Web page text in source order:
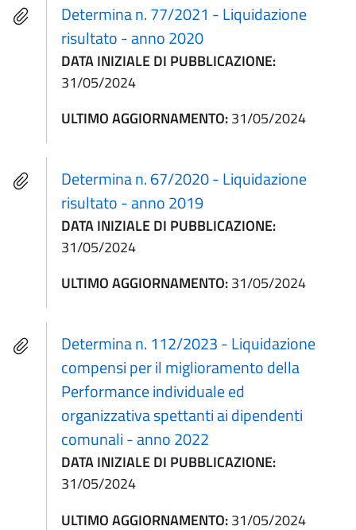
Determina n. 77/2021 - Liquidazione
risultato - anno 2020
DATA INIZIALE DI PUBBLICAZIONE:
31/05/2024
ULTIMO AGGIORNAMENTO:31/05/2024
Determina n. 67/2020 - Liquidazione
risultato - anno 2019
DATA INIZIALE DI PUBBLICAZIONE:
31/05/2024
ULTIMO AGGIORNAMENTO:31/05/2024
Determina n. 112/2023 - Liquidazione
compensi per il miglioramento della
Performance individuale ed
organizzativa spettanti ai dipendenti
comunali - anno 2022
DATA INIZIALE DI PUBBLICAZIONE:
31/05/2024
ULTIMO AGGIORNAMENTO:31/05/2024